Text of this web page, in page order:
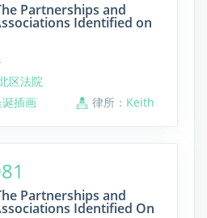
Partnerships and
Identified on
区法院
插画 律所： Keith
Partnerships and
Identified On